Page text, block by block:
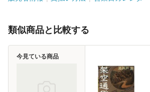
類似商品と比較する
今見ている商品